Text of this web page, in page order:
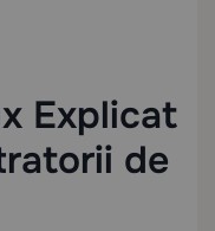
Explicat
de